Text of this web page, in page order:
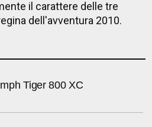
il carattere delle tre
dell'avventura 2010.
Tiger 800 XC